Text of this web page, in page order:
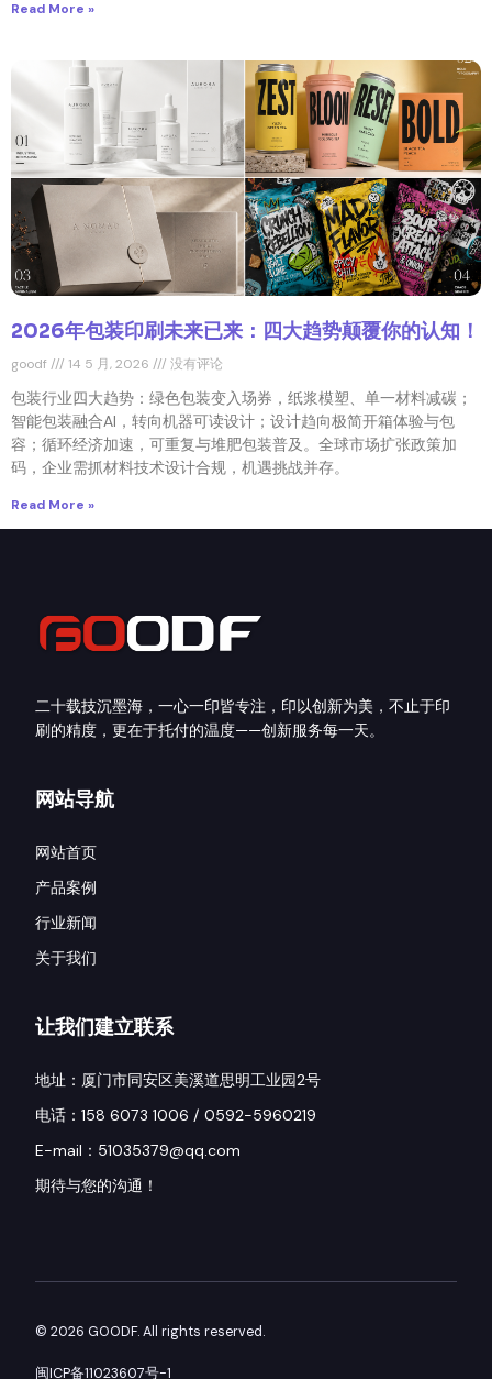
Read More »
2026年包装印刷未来已来：四大趋势颠覆你的认知！
goodf 14 5 月, 2026 没有评论
包装行业四大趋势：绿色包装变入场券，纸浆模塑、单一材料减碳；
智能包装融合AI，转向机器可读设计；设计趋向极简开箱体验与包
容；循环经济加速，可重复与堆肥包装普及。全球市场扩张政策加
码，企业需抓材料技术设计合规，机遇挑战并存。
Read More »
二十载技沉墨海，一心一印皆专注，印以创新为美，不止于印
刷的精度，更在于托付的温度——创新服务每一天。
网站导航
网站首页
产品案例
行业新闻
关于我们
让我们建立联系
地址：厦门市同安区美溪道思明工业园2号
电话：158 6073 1006 / 0592-5960219
E-mail：51035379@qq.com
期待与您的沟通！
© 2026 GOODF. All rights reserved.
闽ICP备11023607号-1